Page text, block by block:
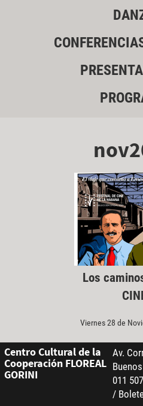
Los
Viernes 28 de
Centro Cultural de la
Cooperación FLOREAL
GORINI
Av.
011
/